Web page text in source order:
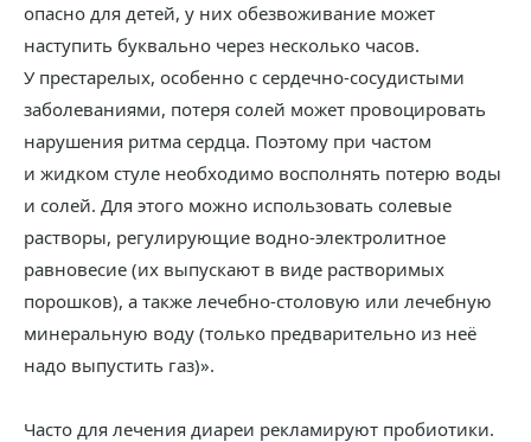
опасно для детей, у них обезвоживание может
наступить буквально через несколько часов.
У престарелых, особенно с сердечно-сосудистыми
заболеваниями, потеря солей может провоцировать
нарушения ритма сердца. Поэтому при частом
и жидком стуле необходимо восполнять потерю воды
и солей. Для этого можно использовать солевые
растворы, регулирующие водно-электролитное
равновесие (их выпускают в виде растворимых
порошков), а также лечебно-столовую или лечебную
минеральную воду (только предварительно из неё
надо выпустить газ)».
Часто для лечения диареи рекламируют пробиотики.